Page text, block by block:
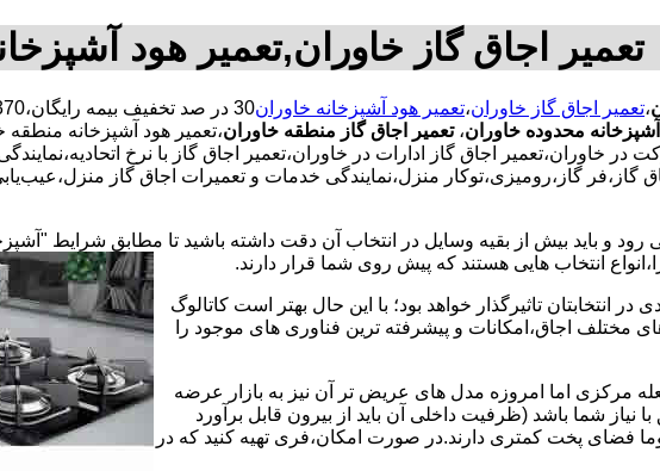
تعمیر اجاق گاز خاوران,تعمیر هود
،تعمیر اجاق گاز خاوران،تعمیر هود آشپزخانه خاوران
محدوده خاوران، تعمیر اجاق گاز منطقه خاوران،تعمیر هود آشپزخانه منطقه
در خاوران،تعمیر اجاق گاز ادارات در خاوران،تعمیر اجاق گاز با نرخ
گاز،فر گاز،رومیزی،توکار منزل،نمایندگی خدمات و تعمیرات اجاق گاز
و باید بیش از بقیه وسایل در انتخاب آن دقت داشته باشید تا مطابق شرایط
انتخاب هایی هستند که پیش روی شما قرار دارند.
انتخابتان تاثیرگذار خواهد بود؛ با این حال بهتر است کاتالوگ
مختلف اجاق،امکانات و پیشرفته ترین فناوری های موجود را
مرکزی اما امروزه مدل های عریض تر آن نیز به بازار عرضه
شما باشد (ظرفیت داخلی آن باید از بیرون قابل برآورد
فضای پخت کمتری دارند.در صورت امکان،فری تهیه کنید که در